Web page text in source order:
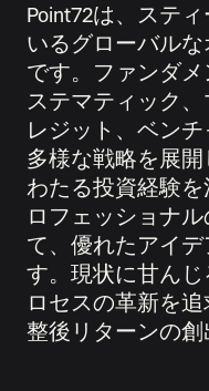
Point72は、ステ
いるグローバル
です。ファンダ
ステマティック
レジット、ベン
多様な戦略を展
わたる投資経験
ロフェッショナ
て、優れたアイ
す。現状に甘ん
ロセスの革新を
整後リターンの創